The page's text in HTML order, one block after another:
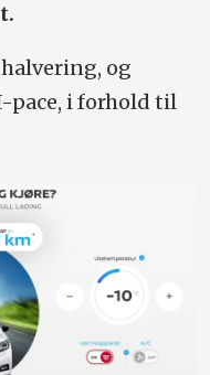
og
pace, i forhold til